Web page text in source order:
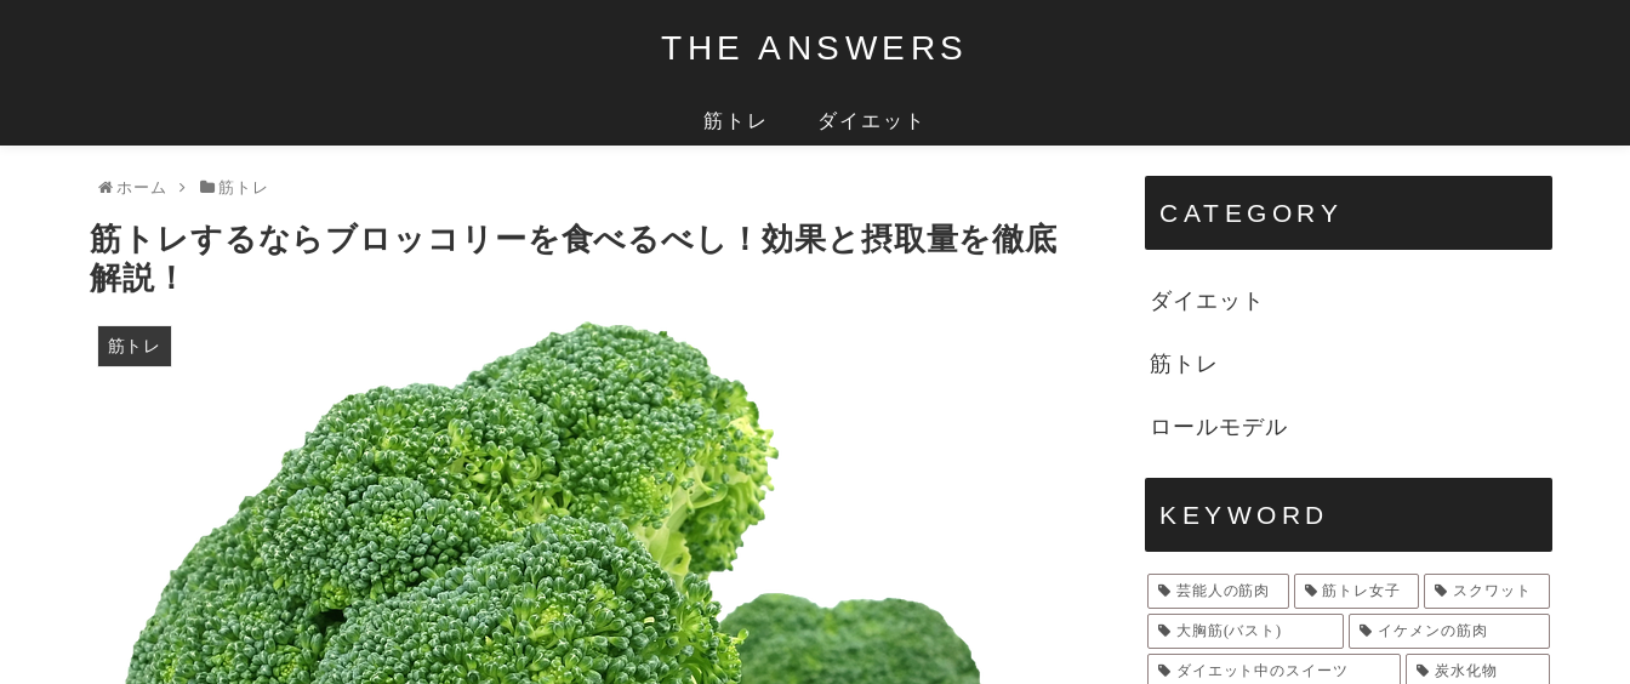
THE ANSWERS
筋トレ ダイエット
ホーム 筋トレ
筋トレするならブロッコリーを食べるべし！効果と摂取量を徹底
解説！
筋トレ
CATEGORY
ダイエット
筋トレ
ロールモデル
KEYWORD
芸能人の筋肉 筋トレ女子 スクワット
大胸筋(バスト) イケメンの筋肉
ダイエット中のスイーツ 炭水化物